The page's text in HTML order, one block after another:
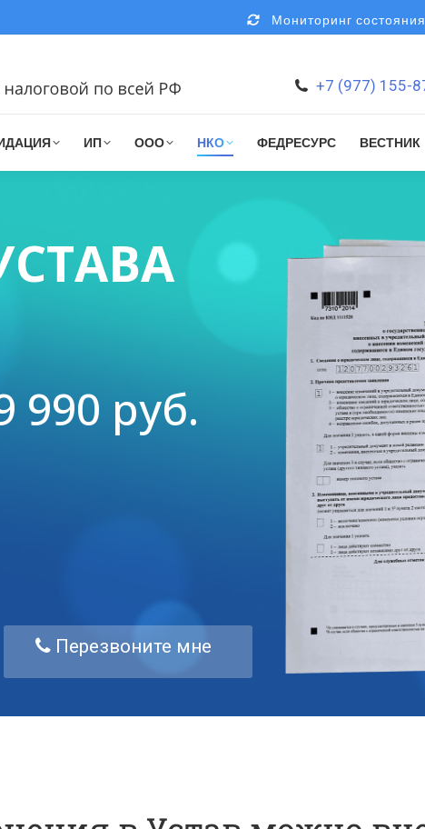
Мониторинг
+7 (977) 155-
ИП ООО НКО ФЕДРЕСУРС ВЕСТНИК
Перезвоните мне
990 руб.